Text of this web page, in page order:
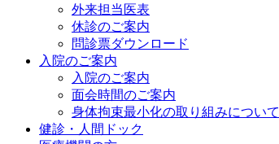
外来担当医表
休診のご案内
問診票ダウンロード
入院のご案内
入院のご案内
面会時間のご案内
身体拘束最小化の取り組みについて
健診・人間ドック